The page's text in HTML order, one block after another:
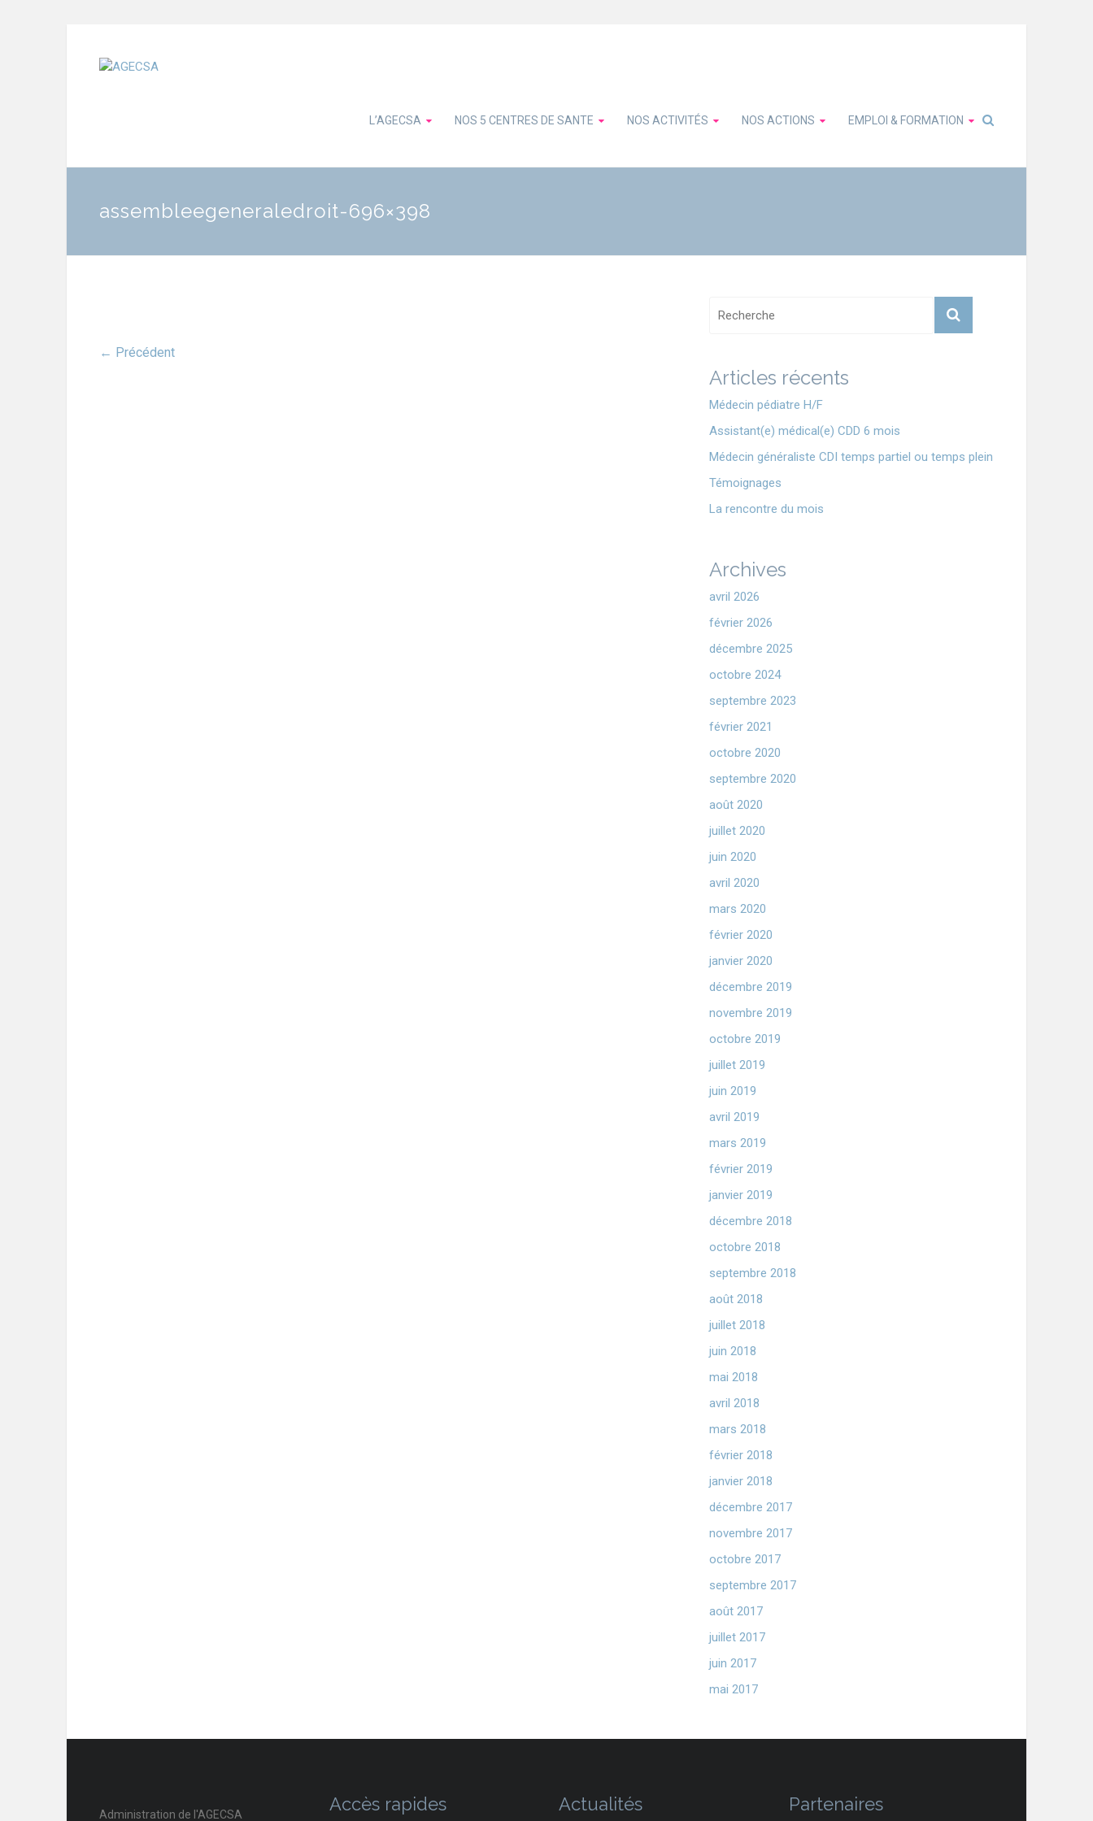
L’AGECSA NOS 5 CENTRES DE SANTE NOS ACTIVITÉS NOS ACTIONS EMPLOI & FORMATION
assembleegeneraledroit-696×398
← Précédent
Articles récents
Médecin pédiatre H/F
Assistant(e) médical(e) CDD 6 mois
Médecin généraliste CDI temps partiel ou temps plein
Témoignages
La rencontre du mois
Archives
avril 2026
février 2026
décembre 2025
octobre 2024
septembre 2023
février 2021
octobre 2020
septembre 2020
août 2020
juillet 2020
juin 2020
avril 2020
mars 2020
février 2020
janvier 2020
décembre 2019
novembre 2019
octobre 2019
juillet 2019
juin 2019
avril 2019
mars 2019
février 2019
janvier 2019
décembre 2018
octobre 2018
septembre 2018
août 2018
juillet 2018
juin 2018
mai 2018
avril 2018
mars 2018
février 2018
janvier 2018
décembre 2017
novembre 2017
octobre 2017
septembre 2017
août 2017
juillet 2017
juin 2017
mai 2017
Administration de l'AGECSA Accès rapides Actualités Partenaires